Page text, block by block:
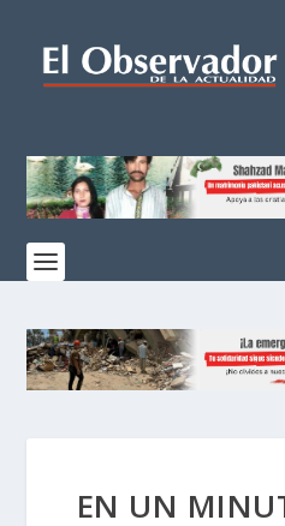
EN UN